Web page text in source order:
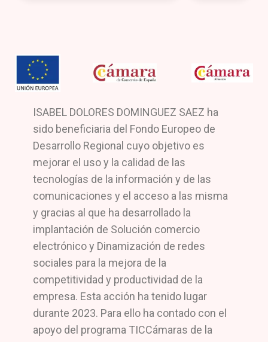
ISABEL DOLORES DOMINGUEZ SAEZ ha
sido beneficiaria del Fondo Europeo de
Desarrollo Regional cuyo objetivo es
mejorar el uso y la calidad de las
tecnologías de la información y de las
comunicaciones y el acceso a las misma
y gracias al que ha desarrollado la
implantación de Solución comercio
electrónico y Dinamización de redes
sociales para la mejora de la
competitividad y productividad de la
empresa. Esta acción ha tenido lugar
durante 2023. Para ello ha contado con el
apoyo del programa TICCámaras de la